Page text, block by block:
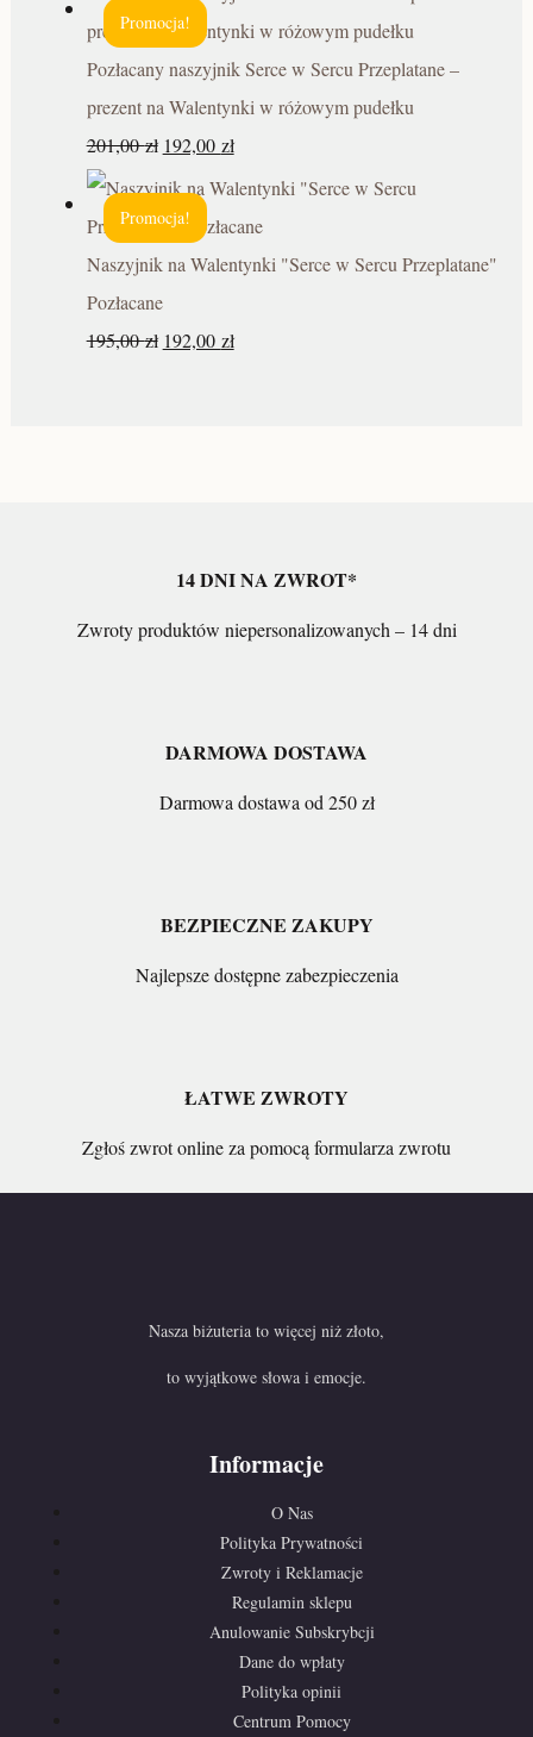
Promocja!
Pozłacany naszyjnik Serce w Sercu Przeplatane –
prezent na Walentynki w różowym pudełku
201,00zł 192,00 zł
Promocja!
Naszyjnik na Walentynki "Serce w Sercu Przeplatane"
Pozłacane
195,00zł 192,00 zł
14 DNI NA ZWROT*
Zwroty produktów niepersonalizowanych – 14 dni
DARMOWA DOSTAWA
Darmowa dostawa od 250 zł
BEZPIECZNE ZAKUPY
Najlepsze dostępne zabezpieczenia
ŁATWE ZWROTY
Zgłoś zwrot online za pomocą formularza zwrotu
Nasza biżuteria to więcej niż złoto,
to wyjątkowe słowa i emocje.
Informacje
O Nas
Polityka Prywatności
Zwroty i Reklamacje
Regulamin sklepu
Anulowanie Subskrybcji
Dane do wpłaty
Polityka opinii
Centrum Pomocy